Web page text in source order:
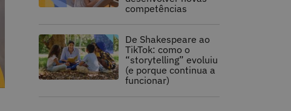
competências
De Shakespeare ao
TikTok: como o
“storytelling” evoluiu
(e porque continua a
funcionar)